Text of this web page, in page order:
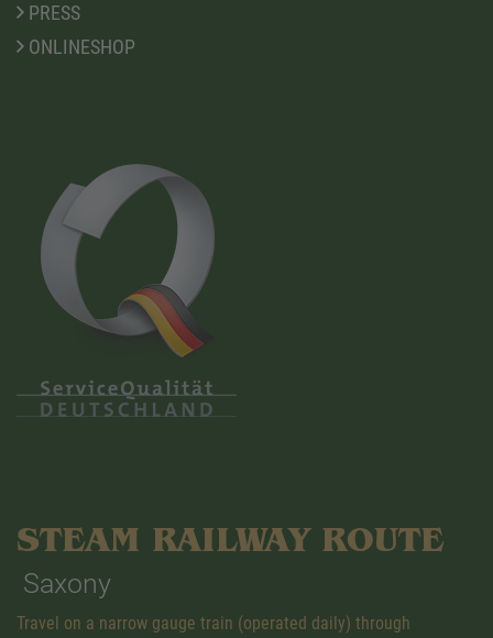
PRESS
ONLINESHOP
STEAM RAILWAY ROUTE
Saxony
Travel on a narrow gauge train (operated daily) through